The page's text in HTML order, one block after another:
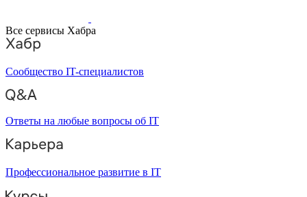
Все сервисы Хабра
Сообщество IT-специалистов
Ответы на любые вопросы об IT
Профессиональное развитие в IT